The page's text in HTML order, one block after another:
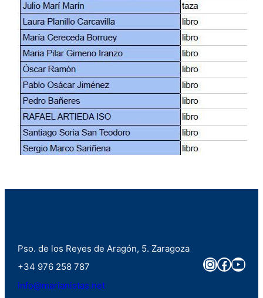
Pso. de los Reyes de Aragón, 5. Zaragoza
+34 976 258 787
info@marianistas.net